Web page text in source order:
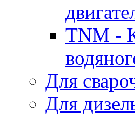
TNM -
Для
Для